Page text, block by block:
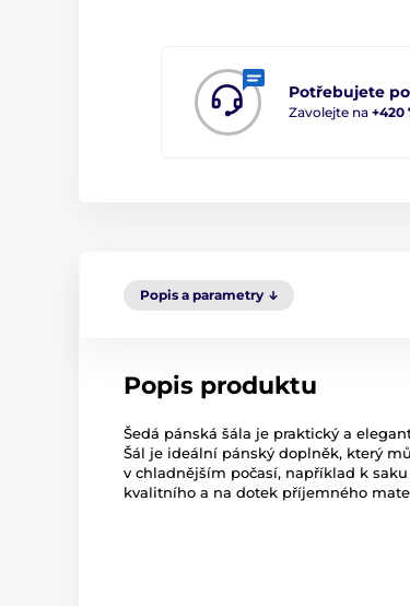
Potřebujete
Zavolejte na +420
Popis a parametry
Popis produktu
Šedá pánská šála je praktický a
Šál je ideální pánský doplněk, který
v chladnějším počasí, například k
kvalitního a na dotek příjemného